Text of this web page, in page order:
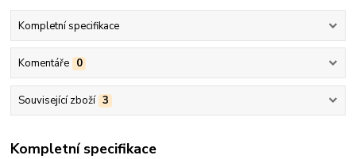
Kompletní specifikace
Komentáře 0
Související zboží 3
Kompletní specifikace